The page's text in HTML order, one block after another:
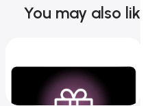
You may also